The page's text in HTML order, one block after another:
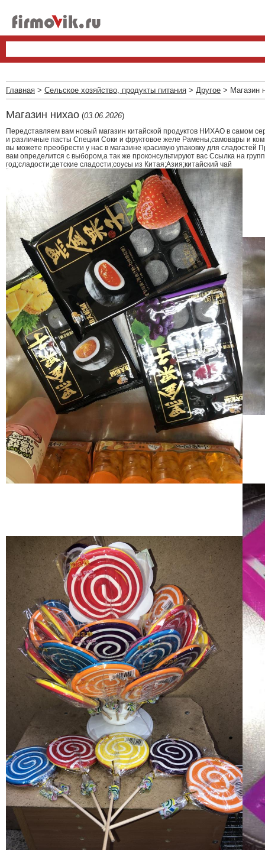
Главная > Сельское хозяйство, продукты питания > Другое > Магазин
Магазин нихао (03.06.2026)
Передставляем вам новый магазин китайской продуктов НИХАО в самом
и различные пасты Специи Соки и фруктовое желе Рамены,самовары и
вы можете преобрести у нас в магазине красивую упаковку для
вам определится с выбором,а так же проконсультируют вас Ссылка на
год;сладости;детские сладости;соусы из Китая;Азия;китайский чай